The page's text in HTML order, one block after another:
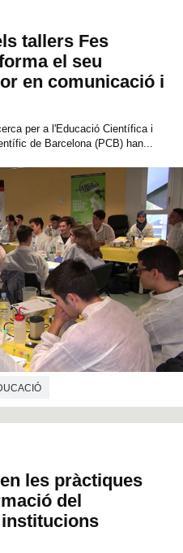
tallers Fes
el seu
en comunicació i
per a l'Educació Científica i
de Barcelona (PCB) han...
les pràctiques
del